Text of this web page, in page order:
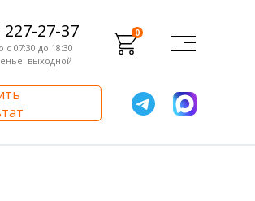
227-27-37
07:30 до 18:30
выходной
0